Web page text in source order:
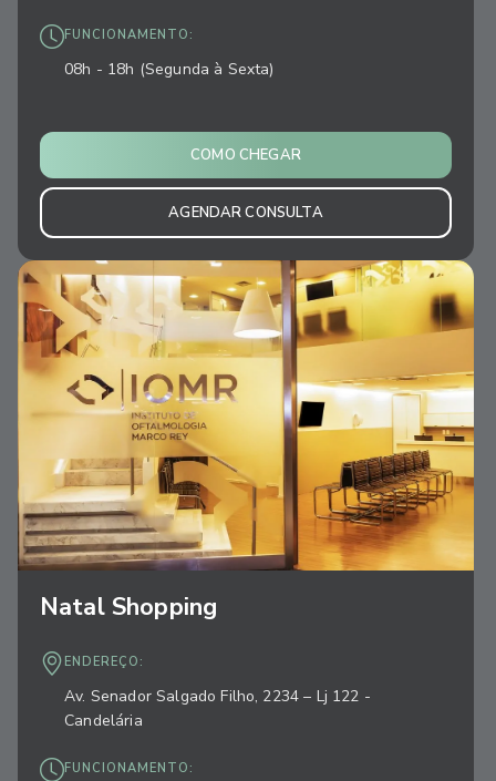
FUNCIONAMENTO:
08h - 18h (Segunda à Sexta)
COMO CHEGAR
AGENDAR CONSULTA
Natal Shopping
ENDEREÇO:
Av. Senador Salgado Filho, 2234 – Lj 122 -
Candelária
FUNCIONAMENTO: